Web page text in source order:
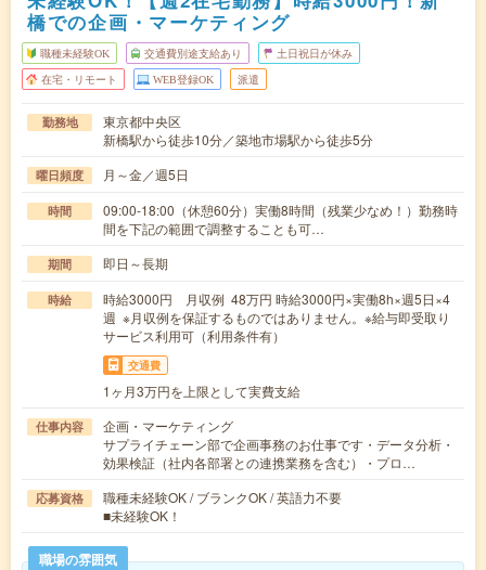
橋での企画・マーケティング
職種未経験OK 交通費別途支給あり 土日祝日が休み
在宅・リモート WEB登録OK 派遣
勤務地
東京都中央区
新橋駅から徒歩10分／築地市場駅から徒歩5分
曜日頻度 月～金／週5日
時間
09:00-18:00（休憩60分）実働8時間（残業少なめ！）勤務時
間を下記の範囲で調整することも可…
期間 即日～長期
時給
時給3000円 月収例 48万円 時給3000円×実働8h×週5日×4
週 ※月収例を保証するものではありません。※給与即受取り
サービス利用可（利用条件有）
交通費
1ヶ月3万円を上限として実費支給
仕事内容
企画・マーケティング
サプライチェーン部で企画事務のお仕事です・データ分析・
効果検証（社内各部署との連携業務を含む）・プロ…
応募資格
職種未経験OK / ブランクOK / 英語力不要
■未経験OK！
職場の雰囲気